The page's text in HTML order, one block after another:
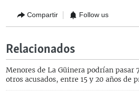
Compartir Follow us
Relacionados
Menores de La Güinera podrían pasar
otros acusados, entre 15 y 20 años de